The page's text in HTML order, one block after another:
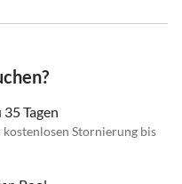
Tagen
Stornierung bis